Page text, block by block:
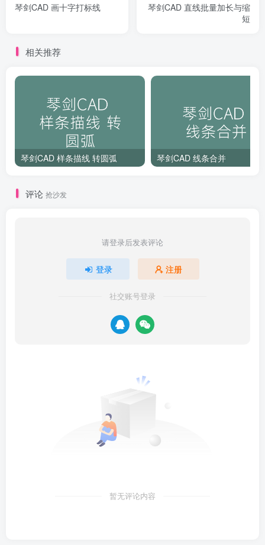
琴剑CAD 画十字打标线
琴剑CAD 直线批量加长与缩
短
相关推荐
琴剑CAD 样条描线 转圆弧 琴剑CAD 线条合并
评论 抢沙发
请登录后发表评论
登录 注册
社交账号登录
暂无评论内容